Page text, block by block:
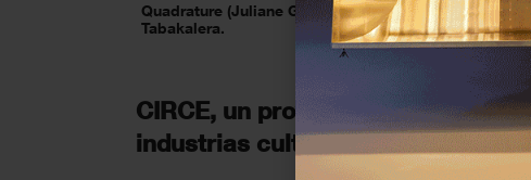
Quadrature (Juliane Götz y Sebastian Neitsch),
Tabakalera.
CIRCE, un proyecto europeo para
industrias culturales y creativas